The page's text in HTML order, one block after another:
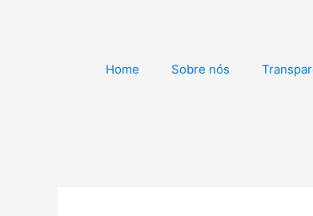
Home Sobre nós